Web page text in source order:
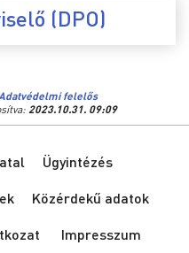
(DPO)
felelős
2023.10.31. 09:09
Ügyintézés
Közérdekű adatok
Impresszum